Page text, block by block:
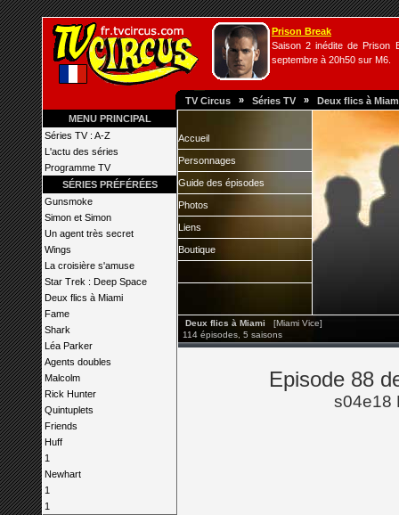
Prison Break
Saison 2 inédite de Prison
septembre à 20h50 sur M6.
TV Circus » Séries TV » Deux flics à
MENU PRINCIPAL
Séries TV : A-Z
L'actu des séries
Programme TV
SÉRIES PRÉFÉRÉES
Gunsmoke
Simon et Simon
Un agent très secret
Wings
La croisière s'amuse
Star Trek : Deep Space
Deux flics à Miami
Fame
Shark
Léa Parker
Agents doubles
Malcolm
Rick Hunter
Quintuplets
Friends
Huff
1
Newhart
1
1
Accueil
Personnages
Guide des épisodes
Photos
Liens
Boutique
Deux flics à Miami
[Miami Vice]
114 épisodes, 5 saisons
Episode 88
s04e18